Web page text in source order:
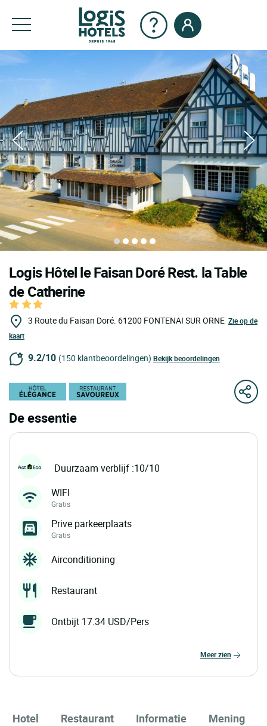
Logis Hôtel le Faisan Doré Rest. la Table
de Catherine
3 Route du Faisan Doré. 61200 FONTENAI SUR ORNE Zie op de
kaart
9.2/10 (150 klantbeoordelingen) Bekijk beoordelingen
De essentie
Duurzaam verblijf :10/10
WIFI
Gratis
Prive parkeerplaats
Gratis
Airconditioning
Restaurant
Ontbijt 17.34 USD/Pers
meer zien
Hotel Restaurant Informatie Mening